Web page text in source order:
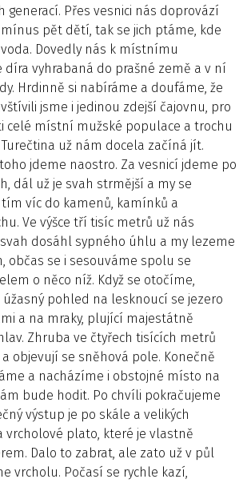
generací. Přes vesnici nás doprovází
pět dětí, tak se jich ptáme, kde
Dovedly nás k místnímu
díra vyhrabaná do prašné země a v ní
Hrdinně si nabíráme a doufáme, že
jsme i jedinou zdejší čajovnu, pro
celé místní mužské populace a trochu
už nám docela začíná jít.
jdeme naostro. Za vesnicí jdeme po
dál už je svah strmější a my se
víc do kamenů, kamínků a
Ve výšce tří tisíc metrů už nás
dosáhl sypného úhlu a my lezeme
občas se i sesouváme spolu se
o něco níž. Když se otočíme,
pohled na lesknoucí se jezero
a na mraky, plující majestátně
Zhruba ve čtyřech tisících metrů
objevují se sněhová pole. Konečně
a nacházíme i obstojné místo na
bude hodit. Po chvíli pokračujeme
výstup je po skále a velikých
vrcholové plato, které je vlastně
Dalo to zabrat, ale zato už v půl
vrcholu. Počasí se rychle kazí,